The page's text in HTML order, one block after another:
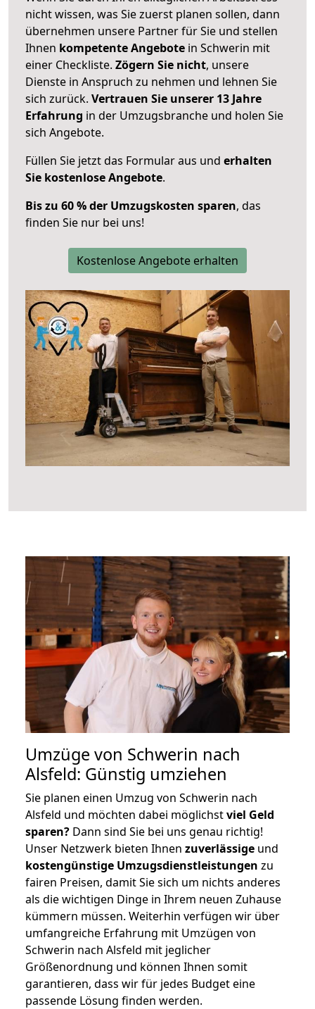
nicht wissen, was Sie zuerst planen sollen, dann
übernehmen unsere Partner für Sie und stellen
Ihnen kompetente Angebote in Schwerin mit
einer Checkliste. Zögern Sie nicht, unsere
Dienste in Anspruch zu nehmen und lehnen Sie
sich zurück. Vertrauen Sie unserer 13 Jahre
Erfahrung in der Umzugsbranche und holen Sie
sich Angebote.
Füllen Sie jetzt das Formular aus und erhalten
Sie kostenlose Angebote.
Bis zu 60 % der Umzugskosten sparen, das
finden Sie nur bei uns!
Kostenlose Angebote erhalten
Umzüge von Schwerin nach
Alsfeld: Günstig umziehen
Sie planen einen Umzug von Schwerin nach
Alsfeld und möchten dabei möglichstviel Geld
sparen? Dann sind Sie bei uns genau richtig!
Unser Netzwerk bieten Ihnen zuverlässige und
kostengünstige Umzugsdienstleistungen zu
fairen Preisen, damit Sie sich um nichts anderes
als die wichtigen Dinge in Ihrem neuen Zuhause
kümmern müssen. Weiterhin verfügen wir über
umfangreiche Erfahrung mit Umzügen von
Schwerin nach Alsfeld mit jeglicher
Größenordnung und können Ihnen somit
garantieren, dass wir für jedes Budget eine
passende Lösung finden werden.